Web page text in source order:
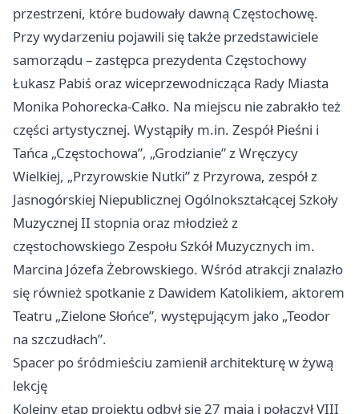
przestrzeni, które budowały dawną Częstochowę.
Przy wydarzeniu pojawili się także przedstawiciele
samorządu – zastępca prezydenta Częstochowy
Łukasz Pabiś oraz wiceprzewodnicząca Rady Miasta
Monika Pohorecka-Całko. Na miejscu nie zabrakło też
części artystycznej. Wystąpiły m.in. Zespół Pieśni i
Tańca „Częstochowa”, „Grodzianie” z Wręczycy
Wielkiej, „Przyrowskie Nutki” z Przyrowa, zespół z
Jasnogórskiej Niepublicznej Ogólnokształcącej Szkoły
Muzycznej II stopnia oraz młodzież z
częstochowskiego Zespołu Szkół Muzycznych im.
Marcina Józefa Żebrowskiego. Wśród atrakcji znalazło
się również spotkanie z Dawidem Katolikiem, aktorem
Teatru „Zielone Słońce”, występującym jako „Teodor
na szczudłach”.
Spacer po śródmieściu zamienił architekturę w żywą
lekcję
Kolejny etap projektu odbył się 27 maja i połączył VIII